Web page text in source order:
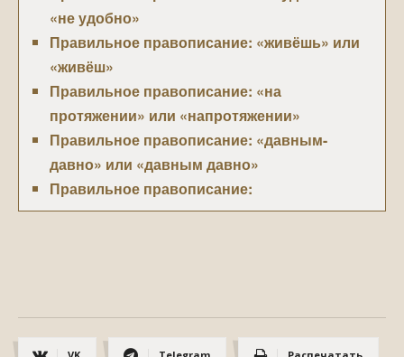
«не удобно»
Правильное правописание: «живёшь» или
«живёш»
Правильное правописание: «на
протяжении» или «напротяжении»
Правильное правописание: «давным-
давно» или «давным давно»
Правильное правописание:
«девятнадцать», «девятьнадцать» или
«из далека»